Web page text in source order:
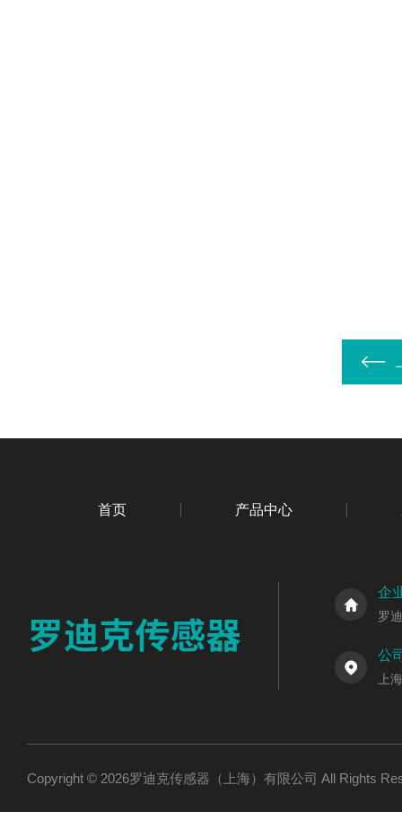
首页 产品中心
企
罗
公
上
Copyright © 2026罗迪克传感器（上海）有限公司 All Rights